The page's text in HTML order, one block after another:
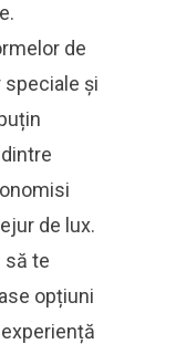
de
și
de lux.
să te
opțiuni